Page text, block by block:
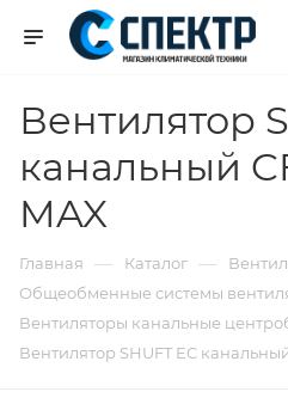
Вентилятор
канальный
MAX
Главная — Каталог —
Общеобменные системы
Вентиляторы канальные
Вентилятор SHUFT EC